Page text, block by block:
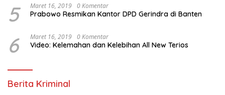
5 Maret 16, 2019 0 Komentar
Prabowo Resmikan Kantor DPD Gerindra di Banten
6 Maret 16, 2019 0 Komentar
Video: Kelemahan dan Kelebihan All New Terios
Berita Kriminal